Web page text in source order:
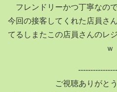
フレンドリーかつ丁寧なの
今回の接客してくれた店員さ
てるしまたこの店員さんのレ
ｗ
ご視聴ありがと